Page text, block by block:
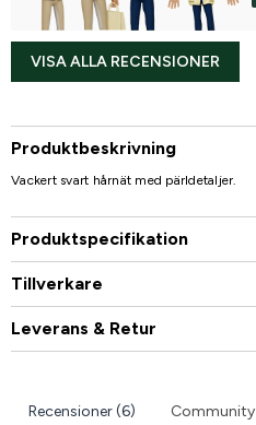
VISA ALLA RECENSIONER
Produktbeskrivning
Vackert svart hårnät med pärldetaljer.
Produktspecifikation
Tillverkare
Leverans & Retur
Recensioner (6) Community